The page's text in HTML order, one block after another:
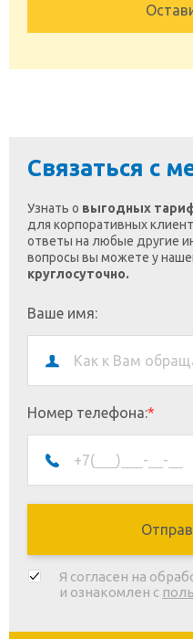
Связаться с
Узнать о выгодных
для корпоративных
ответы на любые другие
вопросы вы можете у
круглосуточно.
Ваше имя:
Номер телефона:*
Я согласен на
и ознакомлен с